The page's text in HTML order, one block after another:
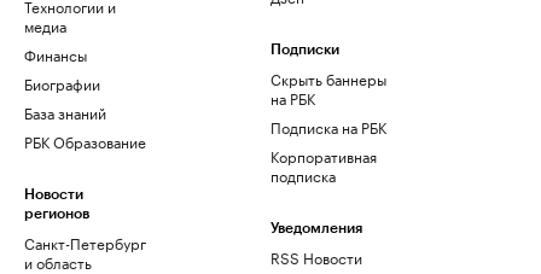
Технологии и
медиа
Финансы
Биографии
База знаний
РБК Образование
Новости
регионов
Санкт-Петербург
и область
Подписки
Скрыть баннеры
на РБК
Подписка на РБК
Корпоративная
подписка
Уведомления
RSS Новости